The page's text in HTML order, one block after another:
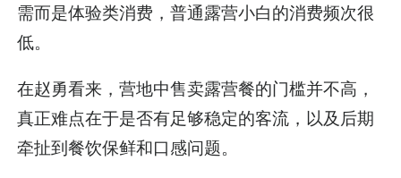
需而是体验类消费，普通露营小白的消费频次很
低。
在赵勇看来，营地中售卖露营餐的门槛并不高，
真正难点在于是否有足够稳定的客流，以及后期
牵扯到餐饮保鲜和口感问题。